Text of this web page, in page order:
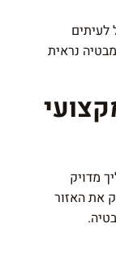
לעיתים
נראית
מדויק
את האזור